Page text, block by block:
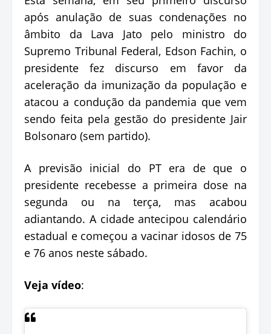
após anulação de suas condenações no
âmbito da Lava Jato pelo ministro do
Supremo Tribunal Federal, Edson Fachin, o
presidente fez discurso em favor da
aceleração da imunização da população e
atacou a condução da pandemia que vem
sendo feita pela gestão do presidente Jair
Bolsonaro (sem partido).
A previsão inicial do PT era de que o
presidente recebesse a primeira dose na
segunda ou na terça, mas acabou
adiantando. A cidade antecipou calendário
estadual e começou a vacinar idosos de 75
e 76 anos neste sábado.
Veja vídeo: